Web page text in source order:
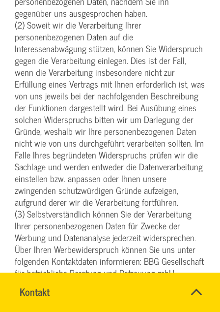
Kontakt
DENISE
Name*
gegenüber uns ausgesprochen haben.
(2) Soweit wir die Verarbeitung Ihrer
personenbezogenen Daten auf die
Interessenabwägung stützen, können Sie Widerspruch
gegen die Verarbeitung einlegen. Dies ist der Fall,
wenn die Verarbeitung insbesondere nicht zur
Erfüllung eines Vertrags mit Ihnen erforderlich ist, was
von uns jeweils bei der nachfolgenden Beschreibung
der Funktionen dargestellt wird. Bei Ausübung eines
solchen Widerspruchs bitten wir um Darlegung der
Gründe, weshalb wir Ihre personenbezogenen Daten
nicht wie von uns durchgeführt verarbeiten sollten. Im
Falle Ihres begründeten Widerspruchs prüfen wir die
Sachlage und werden entweder die Datenverarbeitung
einstellen bzw. anpassen oder Ihnen unsere
zwingenden schutzwürdigen Gründe aufzeigen,
aufgrund derer wir die Verarbeitung fortführen.
(3) Selbstverständlich können Sie der Verarbeitung
Ihrer personenbezogenen Daten für Zwecke der
Werbung und Datenanalyse jederzeit widersprechen.
Über Ihren Werbewiderspruch können Sie uns unter
folgenden Kontaktdaten informieren: BBG Gesellschaft
für betriebliche Beratung und Betreuung mbH,
Oerschbachstraße 152, 40591 Düsseldorf,
datenschutz@bbg-svg.de.